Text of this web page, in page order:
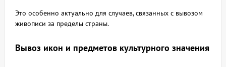
Это особенно актуально для случаев, связанных с вывозом
живописи за пределы страны.
Вывоз икон и предметов культурного значения